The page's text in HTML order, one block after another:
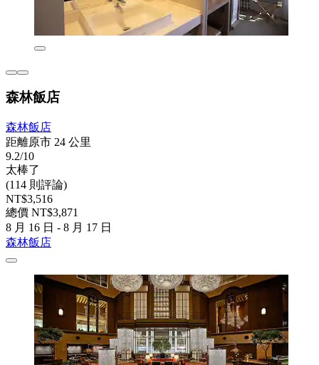
森林飯店
森林飯店
距離原市 24 公里
9.2/10
太棒了
(114 則評論)
NT$3,516
總價 NT$3,871
8 月 16 日 - 8 月 17 日
森林飯店